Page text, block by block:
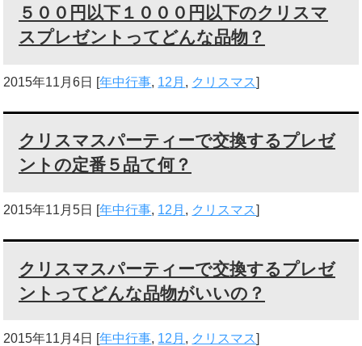
５００円以下１０００円以下のクリスマ
スプレゼントってどんな品物？
2015年11月6日 [年中行事, 12月 , クリスマス]
クリスマスパーティーで交換するプレゼ
ントの定番５品て何？
2015年11月5日 [年中行事, 12月 , クリスマス]
クリスマスパーティーで交換するプレゼ
ントってどんな品物がいいの？
2015年11月4日 [年中行事, 12月 , クリスマス]